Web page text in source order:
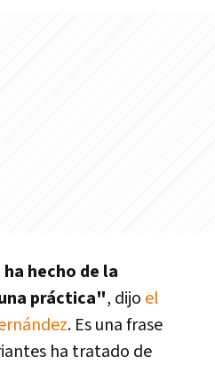
hecho de la
práctica", dijo el
. Es una frase
ha tratado de